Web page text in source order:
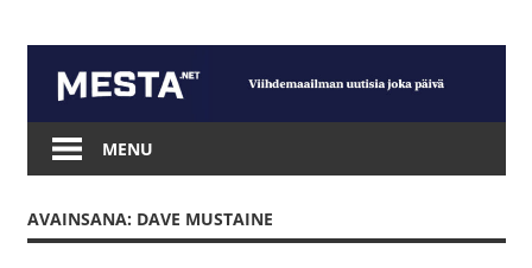
content
Mesta.net
MENU
AVAINSANA: DAVE MUSTAINE